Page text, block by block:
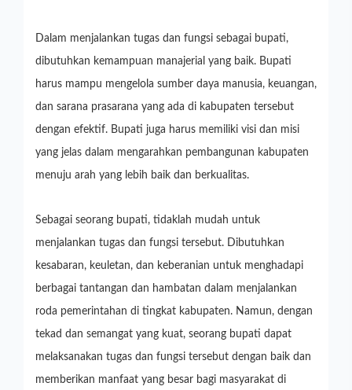
Dalam menjalankan tugas dan fungsi sebagai bupati,
dibutuhkan kemampuan manajerial yang baik. Bupati
harus mampu mengelola sumber daya manusia, keuangan,
dan sarana prasarana yang ada di kabupaten tersebut
dengan efektif. Bupati juga harus memiliki visi dan misi
yang jelas dalam mengarahkan pembangunan kabupaten
menuju arah yang lebih baik dan berkualitas.
Sebagai seorang bupati, tidaklah mudah untuk
menjalankan tugas dan fungsi tersebut. Dibutuhkan
kesabaran, keuletan, dan keberanian untuk menghadapi
berbagai tantangan dan hambatan dalam menjalankan
roda pemerintahan di tingkat kabupaten. Namun, dengan
tekad dan semangat yang kuat, seorang bupati dapat
melaksanakan tugas dan fungsi tersebut dengan baik dan
memberikan manfaat yang besar bagi masyarakat di